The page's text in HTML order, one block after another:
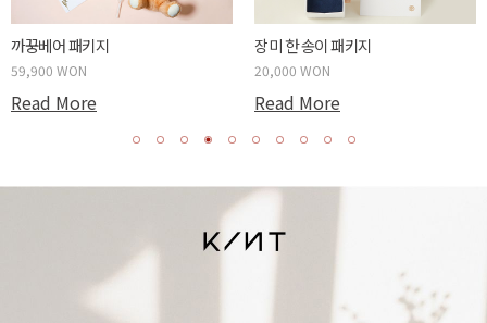
까꿍베어 패키지
59,900 WON
Read More
장미 한 송이 패키지
20,000 WON
Read More